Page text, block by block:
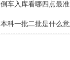
倒车入库看哪四点最准